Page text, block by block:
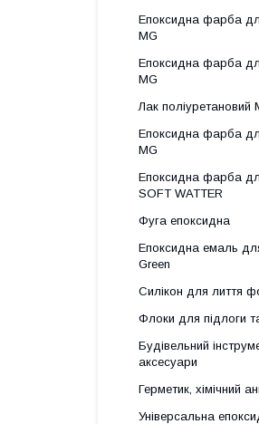
Епоксидна фарба
MG
Епоксидна фарба
MG
Лак поліуретановий
Епоксидна фарба
MG
Епоксидна фарба
SOFT WATTER
Фуга епоксидна
Епоксидна емаль
Green
Силікон для лиття
Флоки для підлоги
Будівельний
аксесуари
Герметик, хімічний
Універсальна